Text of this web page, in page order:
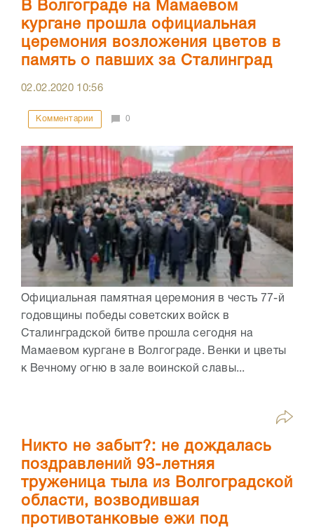
В Волгограде на Мамаевом
кургане прошла официальная
церемония возложения цветов в
память о павших за Сталинград
02.02.2020 10:56
Комментарии 0
Официальная памятная церемония в честь 77-й
годовщины победы советских войск в
Сталинградской битве прошла сегодня на
Мамаевом кургане в Волгограде. Венки и цветы
к Вечному огню в зале воинской славы...
Никто не забыт?: не дождалась
поздравлений 93-летняя
труженица тыла из Волгоградской
области, возводившая
противотанковые ежи под